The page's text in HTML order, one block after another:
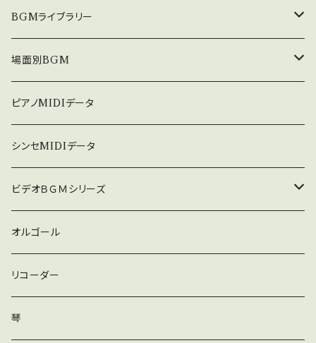
中北利男 夢シリーズ
５０８曲シリーズ
３６０曲シリーズ
BGMライブラリー
オルゴール
場面別BGM
悲しい
暗い
普通
ピアノMIDIデータ
シンセMIDIデータ
ビデオＢＧＭシリーズ
ロック
ラテン
ダンス
オルゴール
リコーダー
琴